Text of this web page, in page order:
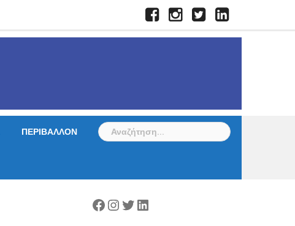
FacebookInstagramTwitterLinkedIn
ΠΕΡΙΒΑΛΛΟΝ
Αναζήτηση
για:
Facebook
Instagram
Twitter
Linkedin